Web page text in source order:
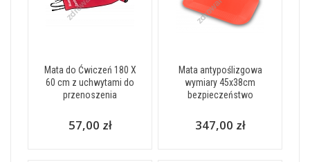
Mata do Ćwiczeń 180 X
60 cm z uchwytami do
przenoszenia
57,00 zł
Mata antypoślizgowa
wymiary 45x38cm
bezpieczeństwo
347,00 zł